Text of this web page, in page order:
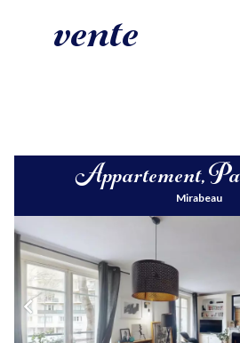
vente
Appartement,
Mirabeau